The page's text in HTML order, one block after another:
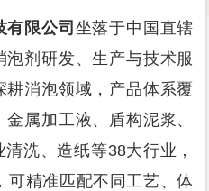
有限公司 坐落于中国直辖
剂研发、生产与技术服
消泡领域，产品体系覆
属加工液、盾构泥浆、
洗、造纸等38大行业，
可精准匹配不同工艺、体